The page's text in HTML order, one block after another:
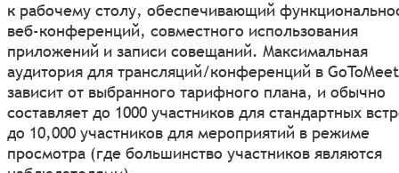
к рабочему столу, обеспечивающий
веб-конференций, совместного использования
приложений и записи совещаний. Максимальная
аудитория для трансляций/конференций в
зависит от выбранного тарифного плана, и обычно
составляет до 1000 участников для стандартных
до 10,000 участников для мероприятий в режиме
просмотра (где большинство участников являются